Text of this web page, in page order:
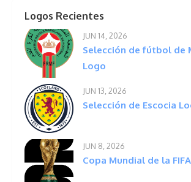
Logos Recientes
JUN 14, 2026
Selección de fútbol de
Logo
JUN 13, 2026
Selección de Escocia
JUN 8, 2026
Copa Mundial de la